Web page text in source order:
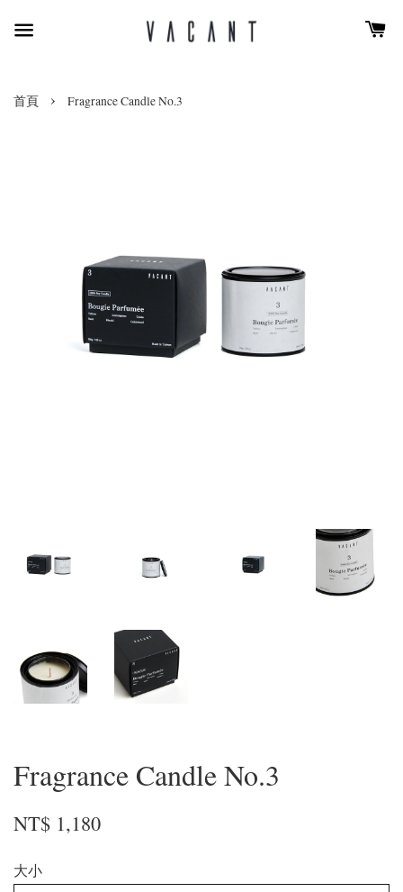
首頁 › Fragrance Candle No.3
Fragrance Candle No.3
NT$ 1,180
大小